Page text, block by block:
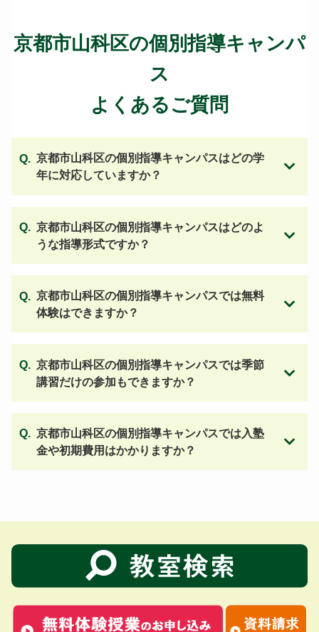
京都市山科区の個別指導キャンパ
ス
よくあるご質問
京都市山科区の個別指導キャンパスはどの学
年に対応していますか？
京都市山科区の個別指導キャンパスはどのよ
うな指導形式ですか？
京都市山科区の個別指導キャンパスでは無料
体験はできますか？
京都市山科区の個別指導キャンパスでは季節
講習だけの参加もできますか？
京都市山科区の個別指導キャンパスでは入塾
金や初期費用はかかりますか？